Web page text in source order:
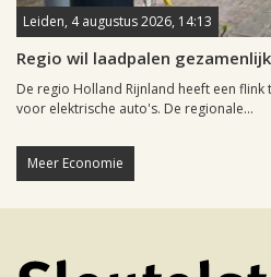
Leiden, 4 augustus 2026, 14:13
Regio wil laadpalen
De regio Holland Rijnland heeft een
voor elektrische auto's. De regionale...
Meer Economie